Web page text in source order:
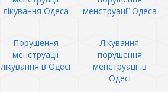
лікування Одеса
менструації Одеса
Порушення
менструації
лікування в Одесі
Лікування
порушення
менструації в
Одесі